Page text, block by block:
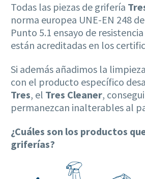
Todas las piezas de grifería
norma europea UNE-EN 248
Punto 5.1 ensayo de
están acreditadas en los
Si además añadimos la
con el producto específico
Tres, el Tres Cleaner,
permanezcan inalterables al
¿Cuáles son los productos
griferías?